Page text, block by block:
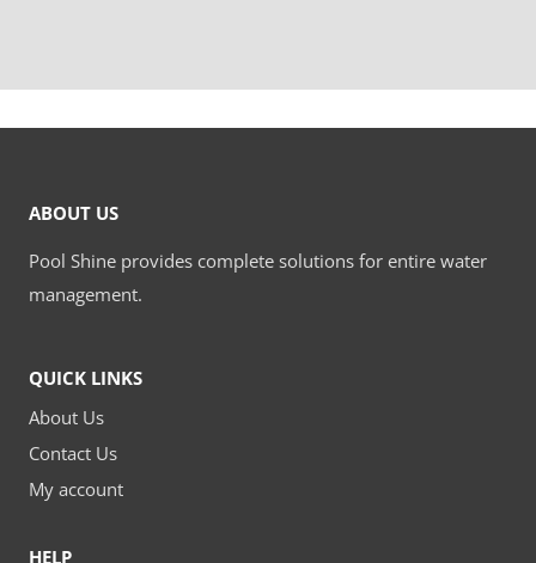
ABOUT US
Pool Shine provides complete solutions for entire water
management.
QUICK LINKS
About Us
Contact Us
My account
HELP